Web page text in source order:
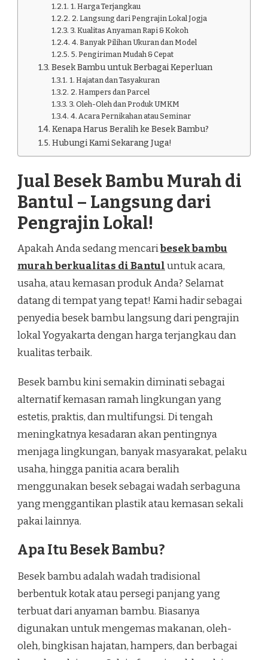
1. Harga Terjangkau
2. Langsung dari Pengrajin Lokal Jogja
3. Kualitas Anyaman Rapi & Kokoh
4. Banyak Pilihan Ukuran dan Model
5. Pengiriman Mudah & Cepat
Besek Bambu untuk Berbagai Keperluan
1. Hajatan dan Tasyakuran
2. Hampers dan Parcel
3. Oleh-Oleh dan Produk UMKM
4. Acara Pernikahan atau Seminar
Kenapa Harus Beralih ke Besek Bambu?
Hubungi Kami Sekarang Juga!
Jual Besek Bambu Murah di
Bantul – Langsung dari
Pengrajin Lokal!
Apakah Anda sedang mencaribesek bambu
murah berkualitas di Bantuluntuk acara,
usaha, atau kemasan produk Anda? Selamat
datang di tempat yang tepat! Kami hadir sebagai
penyedia besek bambu langsung dari pengrajin
lokal Yogyakarta dengan harga terjangkau dan
kualitas terbaik.
Besek bambu kini semakin diminati sebagai
alternatif kemasan ramah lingkungan yang
estetis, praktis, dan multifungsi. Di tengah
meningkatnya kesadaran akan pentingnya
menjaga lingkungan, banyak masyarakat, pelaku
usaha, hingga panitia acara beralih
menggunakan besek sebagai wadah serbaguna
yang menggantikan plastik atau kemasan sekali
pakai lainnya.
Apa Itu Besek Bambu?
Besek bambu adalah wadah tradisional
berbentuk kotak atau persegi panjang yang
terbuat dari anyaman bambu. Biasanya
digunakan untuk mengemas makanan, oleh-
oleh, bingkisan hajatan, hampers, dan berbagai